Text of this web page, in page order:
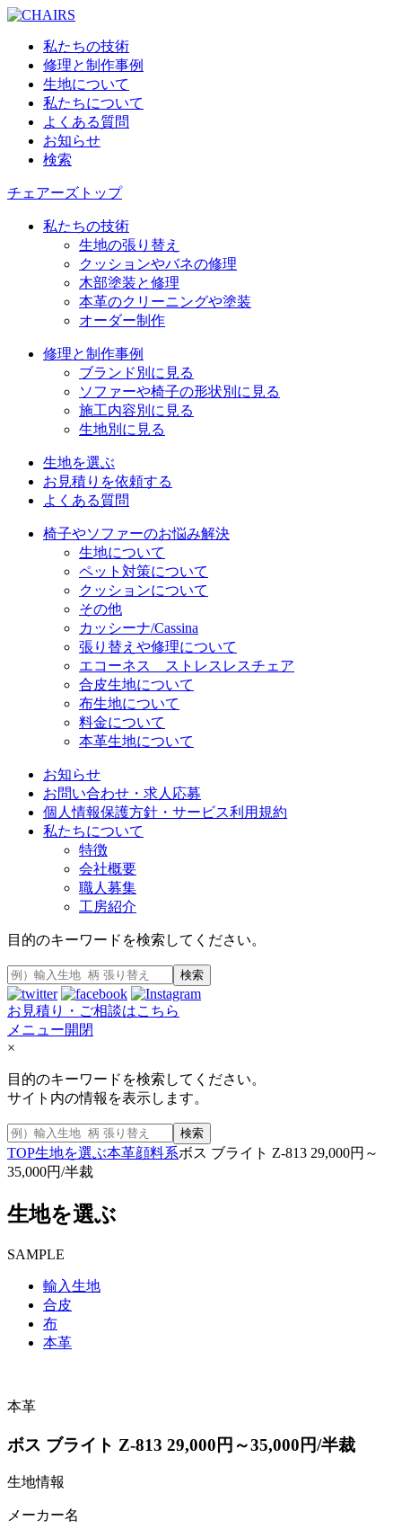
私たちの技術
修理と制作事例
生地について
私たちについて
よくある質問
お知らせ
検索
チェアーズトップ
私たちの技術
生地の張り替え
クッションやバネの修理
木部塗装と修理
本革のクリーニングや塗装
オーダー制作
修理と制作事例
ブランド別に見る
ソファーや椅子の形状別に見る
施工内容別に見る
生地別に見る
生地を選ぶ
お見積りを依頼する
よくある質問
椅子やソファーのお悩み解決
生地について
ペット対策について
クッションについて
その他
カッシーナ/Cassina
張り替えや修理について
エコーネス ストレスレスチェア
合皮生地について
布生地について
料金について
本革生地について
お知らせ
お問い合わせ・求人応募
個人情報保護方針・サービス利用規約
私たちについて
特徴
会社概要
職人募集
工房紹介
目的のキーワードを検索してください。
検索
お見積り・ご相談はこちら
メニュー開閉
×
目的のキーワードを検索してください。
サイト内の情報を表示します。
検索
TOP生地を選ぶ本革顔料系ボス ブライト Z-813 29,000円～
35,000円/半裁
生地を選ぶ
SAMPLE
輸入生地
合皮
布
本革
本革
ボス ブライト Z-813 29,000円～35,000円/半裁
生地情報
メーカー名